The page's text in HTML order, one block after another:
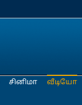
சினிமா
வீடியோ